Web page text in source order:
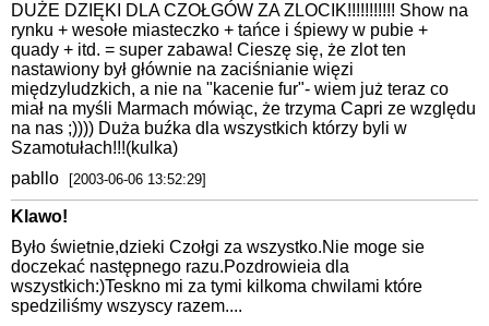
DUŻE DZIĘKI DLA CZOŁGÓW ZA ZLOCIK!!!!!!!!!!! Show na
rynku + wesołe miasteczko + tańce i śpiewy w pubie +
quady + itd. = super zabawa! Cieszę się, że zlot ten
nastawiony był głównie na zaciśnianie więzi
międzyludzkich, a nie na "kacenie fur"- wiem już teraz co
miał na myśli Marmach mówiąc, że trzyma Capri ze względu
na nas ;)))) Duża buźka dla wszystkich którzy byli w
Szamotułach!!!(kulka)
pabllo
[2003-06-06 13:52:29]
Klawo!
Było świetnie,dzieki Czołgi za wszystko.Nie moge sie
doczekać następnego razu.Pozdrowieia dla
wszystkich:)Teskno mi za tymi kilkoma chwilami które
spedziliśmy wszyscy razem....